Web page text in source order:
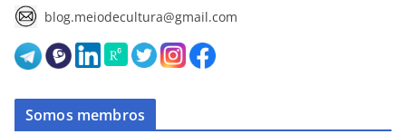
blog.meiodecultura@gmail.com
Somos membros